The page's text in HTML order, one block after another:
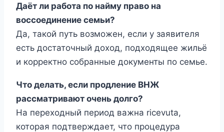
Даёт ли работа по найму право на
воссоединение семьи?
Да, такой путь возможен, если у заявителя
есть достаточный доход, подходящее жильё
и корректно собранные документы по семье.
Что делать, если продление ВНЖ
рассматривают очень долго?
На переходный период важна ricevuta,
которая подтверждает, что процедура